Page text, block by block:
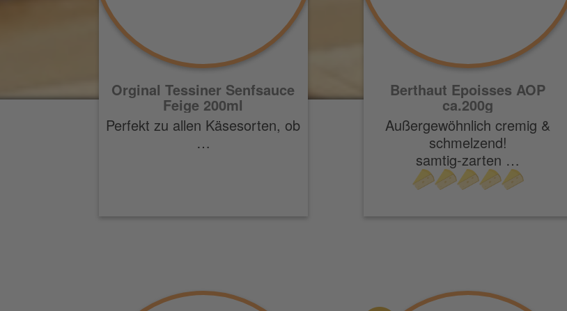
Orginal Tessiner Senfsauce
Feige 200ml
Perfekt zu allen Käsesorten, ob
…
Berthaut Epoisses AOP
ca.200g
Außergewöhnlich cremig &
schmelzend!
samtig-zarten …